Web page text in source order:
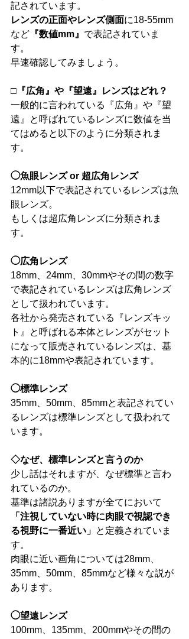
記されています。
レンズの正面やレンズ側面に18-55mm
など 『数値mm』 で表記されていま
す。
早速確認してみましょう。
□『広角』や『望遠』レンズはどれ？
一般的に言われている『広角』や『望
遠』と呼ばれているレンズに数値を当
てはめると以下のように分類されま
す。
◯魚眼レンズ or 超広角レンズ
12mm以下で表記されているレンズは魚
眼レンズ。
もしくは超広角レンズに分類されま
す。
◯広角レンズ
18mm、24mm、30mmやその間の数字
で表記されているレンズは広角レンズ
として扱われています。
各社から発売されている『レンズキッ
ト』と呼ばれる本体とレンズがセット
になって販売されているレンズは、基
本的に18mmや表記されています。
◯標準レンズ
35mm、50mm、85mmと表記されてい
るレンズは標準レンズとして扱われて
います。
◇なぜ、標準レンズと言うのか
少し話はそれますが、なぜ標準と言わ
れているのか。
基準は諸説ありますが全てにおいて
「注視していない時に肉眼で視認でき
る視野に一番近い」 と定義されていま
す。
肉眼に近い画角については28mm、
35mm、50mm、85mmなど様々な説が
あります。
◯望遠レンズ
100mm、135mm、200mmやその間の